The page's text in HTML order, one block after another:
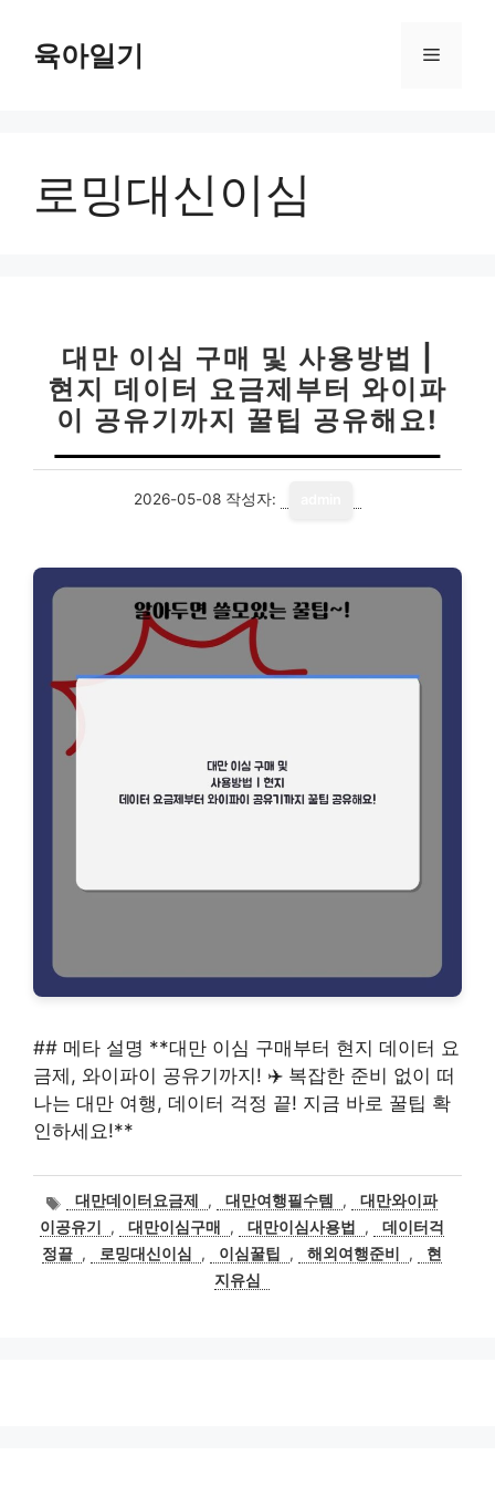
육아일기 메
로밍대신이심
대만 이심 구매 및 사용방법 |
현지 데이터 요금제부터 와이파
이 공유기까지 꿀팁 공유해요!
2026-05-08 작성자:
## 메타 설명 **대만 이심 구매부터 현지 데이터 요
금제, 와이파이 공유기까지! ✈️ 복잡한 준비 없이 떠
나는 대만 여행, 데이터 걱정 끝! 지금 바로 꿀팁 확
인하세요!**
태
그
대만데이터요금제 , 대만여행필수템 ,
대만와이파
이공유기
, 대만이심구매 , 대만이심사용법 ,
데이터걱
정끝 , 로밍대신이심 , 이심꿀팁 , 해외여행준비 ,
현
지유심